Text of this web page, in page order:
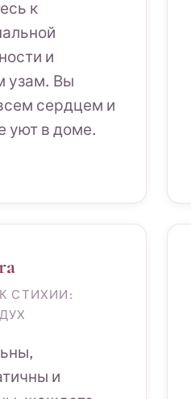
к
и
узам. Вы
сердцем и
уют в доме.
СТИХИИ:
и